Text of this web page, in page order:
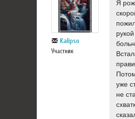
Kalipso
Участник
Я
уже
не